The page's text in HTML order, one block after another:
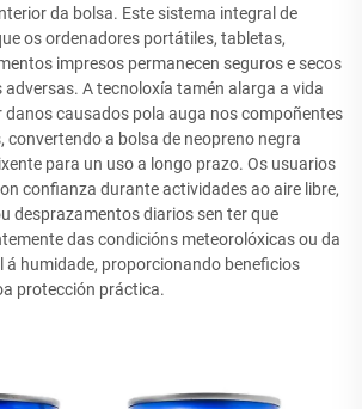
da bolsa. Este sistema integral de
os ordenadores portátiles, tabletas,
impresos permanecen seguros e secos
adversas. A tecnoloxía tamén alarga a vida
danos causados pola auga nos compoñentes
convertendo a bolsa de neopreno negra
para un uso a longo prazo. Os usuarios
confianza durante actividades ao aire libre,
desprazamentos diarios sen ter que
das condicións meteorolóxicas ou da
á humidade, proporcionando beneficios
protección práctica.